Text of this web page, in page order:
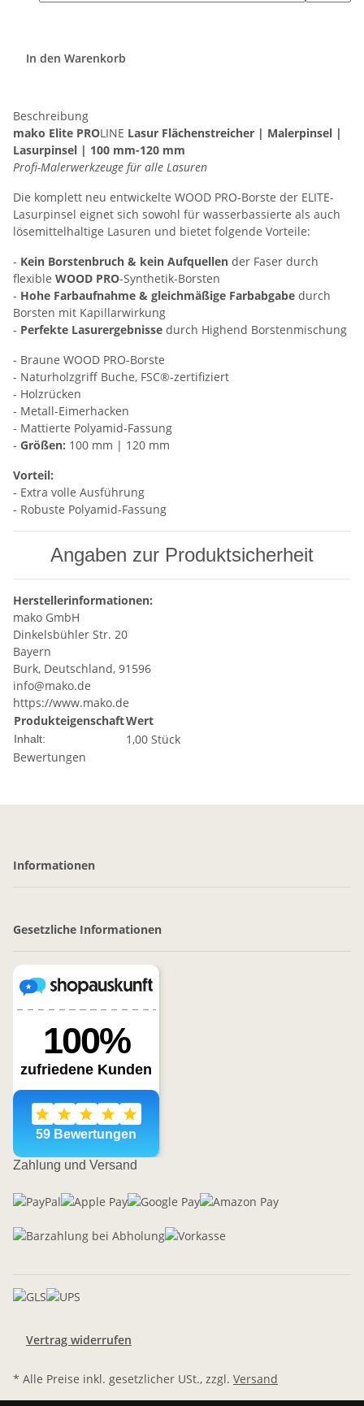
In den Warenkorb
Beschreibung
mako Elite PROLINE Lasur Flächenstreicher | Malerpinsel |
Lasurpinsel | 100 mm-120 mm
Profi-Malerwerkzeuge für alle Lasuren
Die komplett neu entwickelte WOOD PRO-Borste der ELITE-
Lasurpinsel eignet sich sowohl für wasserbassierte als auch
lösemittelhaltige Lasuren und bietet folgende Vorteile:
- Kein Borstenbruch & kein Aufquellen der Faser durch
flexible WOOD PRO-Synthetik-Borsten
- Hohe Farbaufnahme & gleichmäßige Farbabgabe durch
Borsten mit Kapillarwirkung
- Perfekte Lasurergebnisse durch Highend Borstenmischung
- Braune WOOD PRO-Borste
- Naturholzgriff Buche, FSC®-zertifiziert
- Holzrücken
- Metall-Eimerhacken
- Mattierte Polyamid-Fassung
- Größen: 100 mm | 120 mm
Vorteil:
- Extra volle Ausführung
- Robuste Polyamid-Fassung
Angaben zur Produktsicherheit
Herstellerinformationen:
mako GmbH
Dinkelsbühler Str. 20
Bayern
Burk, Deutschland, 91596
info@mako.de
https://www.mako.de
ProdukteigenschaftWert
Inhalt:
1,00 Stück
Bewertungen
Informationen
Gesetzliche Informationen
Zahlung und Versand
Vertrag widerrufen
* Alle Preise inkl. gesetzlicher USt., zzgl. Versand